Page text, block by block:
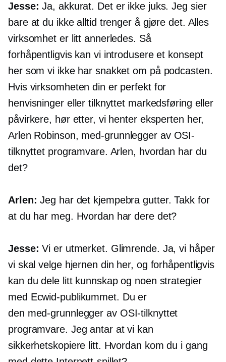
Jesse: Ja, akkurat. Det er ikke juks. Jeg sier
bare at du ikke alltid trenger å gjøre det. Alles
virksomhet er litt annerledes. Så
forhåpentligvis kan vi introdusere et konsept
her som vi ikke har snakket om på podcasten.
Hvis virksomheten din er perfekt for
henvisninger eller tilknyttet markedsføring eller
påvirkere, hør etter, vi henter eksperten her,
Arlen Robinson, med-grunnleggerav OSI-
tilknyttet programvare. Arlen, hvordan har du
det?
Arlen: Jeg har det kjempebra gutter. Takk for
at du har meg. Hvordan har dere det?
Jesse: Vi er utmerket. Glimrende. Ja, vi håper
vi skal velge hjernen din her, og forhåpentligvis
kan du dele litt kunnskap og noen strategier
med Ecwid-publikummet. Du er
den med-grunnlegger av OSI-tilknyttet
programvare. Jeg antar at vi kan
sikkerhetskopiere litt. Hvordan kom du i gang